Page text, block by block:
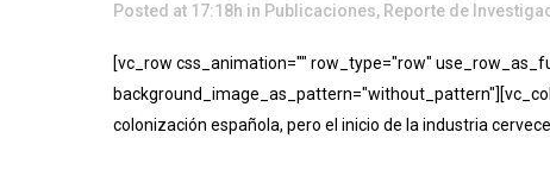
Posted at 17:18h in Publicaciones, Reporte de
[vc_row css_animation="" row_type="row"
colonización española, pero el inicio de la industria